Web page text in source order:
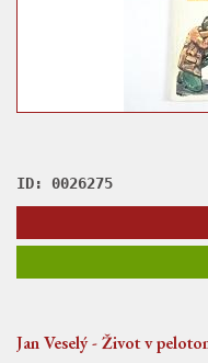
ID: 0026275
Jan Veselý - Život v